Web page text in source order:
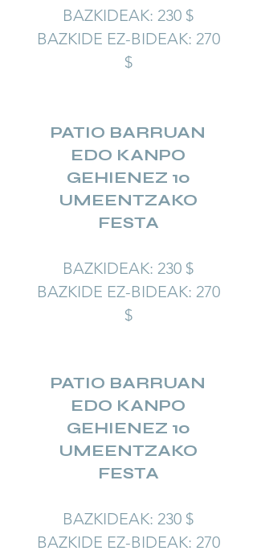
BAZKIDEAK: 230 $
BAZKIDE EZ-BIDEAK: 270
$
PATIO BARRUAN
EDO KANPO
GEHIENEZ 10
UMEENTZAKO
FESTA
BAZKIDEAK: 230 $
BAZKIDE EZ-BIDEAK: 270
$
PATIO BARRUAN
EDO KANPO
GEHIENEZ 10
UMEENTZAKO
FESTA
BAZKIDEAK: 230 $
BAZKIDE EZ-BIDEAK: 270